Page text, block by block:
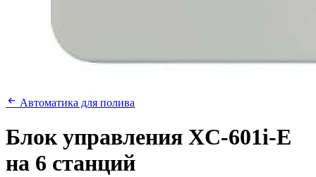
Автоматика для полива
Блок управления XC-601i-Е
на 6 станций